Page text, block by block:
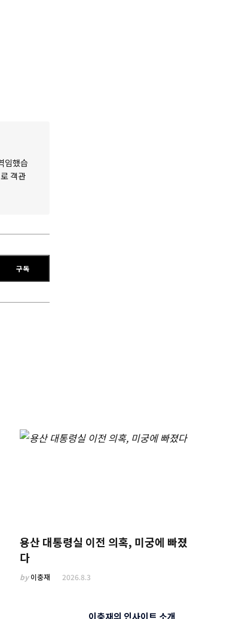
임했습
객관
구독
용산 대통령실 이전 의혹, 미궁에 빠졌
다
by이충재 2026.8.3